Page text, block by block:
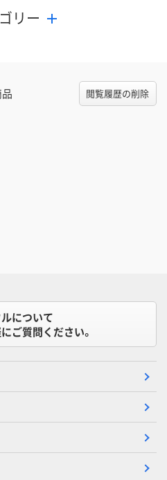
リー
閲覧履歴の削除
について
ご質問ください。